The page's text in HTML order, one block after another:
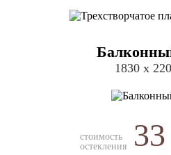
1830 х
стоимость
остекления